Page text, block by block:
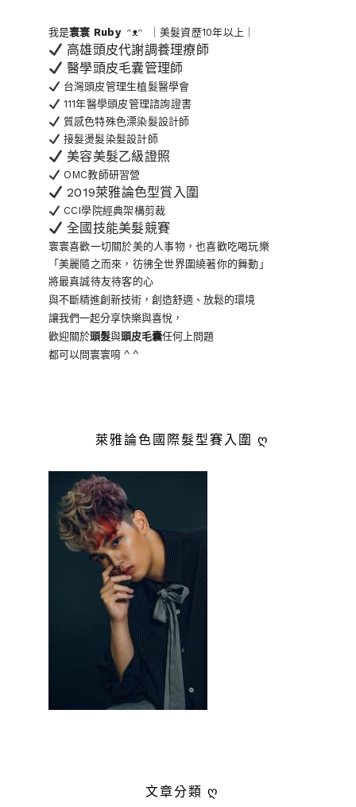
我是寰寰 Rubyᵔᴥᵔ ｜美髮資歷10年以上｜
高雄頭皮代謝調養理療師
醫學頭皮毛囊管理師
台灣頭皮管理生植髮醫學會
111年醫學頭皮管理諮詢證書
質感色特殊色漂染髮設計師
接髮燙髮染髮設計師
美容美髮乙級證照
OMC教師研習營
2019萊雅論色型賞入圍
CCI學院經典架構剪裁
全國技能美髮競賽
寰寰喜歡一切關於美的人事物，也喜歡吃喝玩樂
「美麗隨之而來，彷彿全世界圍繞著你的舞動」
將最真誠待友待客的心
與不斷精進創新技術，創造舒適、放鬆的環境
讓我們一起分享快樂與喜悅，
歡迎關於頭髮與頭皮毛囊任何上問題
都可以問寰寰唷 ^ ^
萊雅論色國際髮型賽入圍 ღ
文章分類 ღ